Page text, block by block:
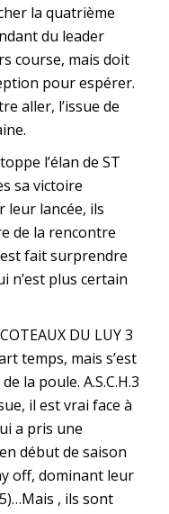
la quatrième
du leader
course, mais doit
pour espérer.
aller, l’issue de
l’élan de ST
sa victoire
leur lancée, ils
de la rencontre
fait surprendre
n’est plus certain
COTEAUX DU LUY 3
temps, mais s’est
la poule. A.S.C.H.3
il est vrai face à
a pris une
début de saison
off, dominant leur
, ils sont